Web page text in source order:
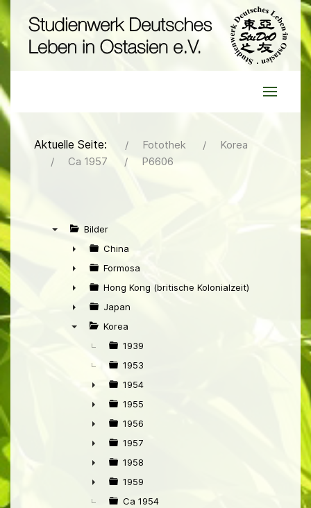
Aktuelle Seite: Fotothek
Korea
Ca 1957
P6606
Bilder
►
China
►
Formosa
►
Hong Kong (britische Kolonialzeit)
►
Japan
Korea
1939
1953
►
1954
►
1955
►
1956
►
1957
►
1958
►
1959
Ca 1954